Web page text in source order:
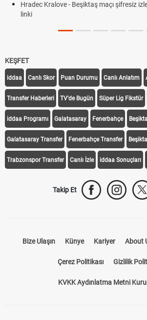
Hradec Kralove - Beşiktaş maçı şifresiz izle
linki
KEŞFET
iddaa Canlı Skor Puan Durumu Canlı Anlatım
Transfer Haberleri TV'de Bugün Süper Lig Fikstür
iddaa Programı Galatasaray Fenerbahçe
Galatasaray Transfer Fenerbahçe Transfer
Trabzonspor Transfer Canlı İzle iddaa Sonuçları
Takip Et
Bize Ulaşın Künye Kariyer About
Çerez Politikası Gizlilik
KVKK Aydınlatma Metni